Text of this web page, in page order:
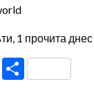
1 прочита днес
X Share